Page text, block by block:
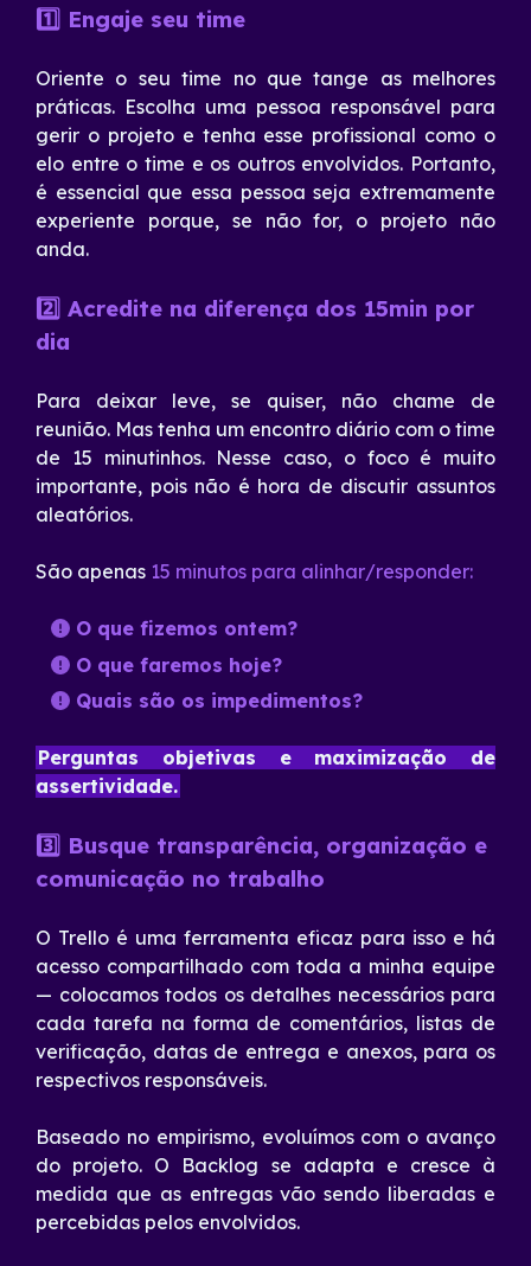
1️⃣ Engaje seu time
Oriente o seu time no que tange as melhores
práticas. Escolha uma pessoa responsável para
gerir o projeto e tenha esse profissional como o
elo entre o time e os outros envolvidos. Portanto,
é essencial que essa pessoa seja extremamente
experiente porque, se não for, o projeto não
anda.
2️⃣ Acredite na diferença dos 15min por
dia
Para deixar leve, se quiser, não chame de
reunião. Mas tenha um encontro diário com o time
de 15 minutinhos. Nesse caso, o foco é muito
importante, pois não é hora de discutir assuntos
aleatórios.
São apenas 15 minutos para alinhar/responder:
O que fizemos ontem?
O que faremos hoje?
Quais são os impedimentos?
Perguntas objetivas e maximização de
assertividade.
3️⃣ Busque transparência, organização e
comunicação no trabalho
O Trello é uma ferramenta eficaz para isso e há
acesso compartilhado com toda a minha equipe
— colocamos todos os detalhes necessários para
cada tarefa na forma de comentários, listas de
verificação, datas de entrega e anexos, para os
respectivos responsáveis.
Baseado no empirismo, evoluímos com o avanço
do projeto. O Backlog se adapta e cresce à
medida que as entregas vão sendo liberadas e
percebidas pelos envolvidos.